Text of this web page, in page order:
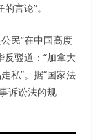
言论”。
民“在中国高度
反驳道：“加拿大
私”。据“国家法
诉讼法的规